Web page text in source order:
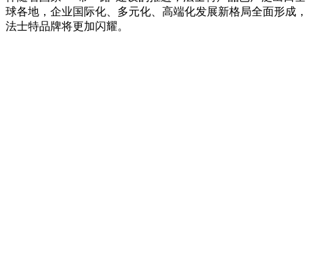
球各地，企业国际化、多元化、高端化发展新格局全面形成，
法士特品牌将更加闪耀。